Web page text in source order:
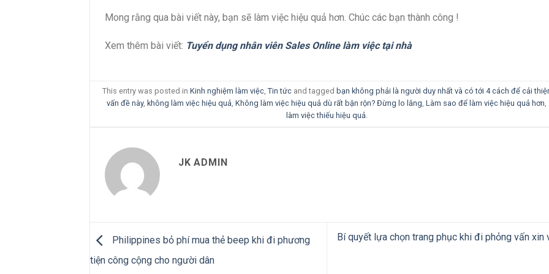
Mong rằng qua bài viết này, bạn sẽ làm việc hiệu quả hơn. Chúc các bạn thành công !
Xem thêm bài viết: Tuyển dụng nhân viên Sales Online làm việc tại nhà
This entry was posted in Kinh nghiệm làm việc, Tin tứcand tagged bạn không phải là người duy nhất và có tới 4 cách để cải
vấn đề này, không làm việc hiệu quả,Không làm việc hiệu quả dù rất bận rộn? Đừng lo lắng,Làm sao để làm việc hiệu quả hơn,
làm việc thiếu hiệu quả.
JK ADMIN
Philippines bỏ phí mua thẻ beep khi đi phương
tiện công cộng cho người dân
Bí quyết lựa chọn trang phục khi đi phỏng vấn xin